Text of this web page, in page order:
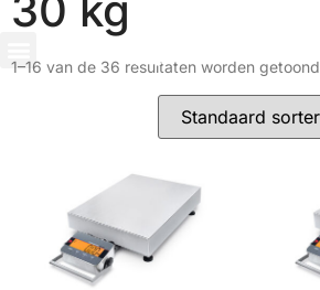
1–16 van de 36 resultaten worden getoond